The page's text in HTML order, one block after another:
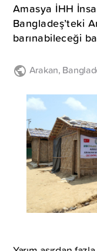
Amasya İHH
Bangladeş’teki
barınabileceği
Arakan,